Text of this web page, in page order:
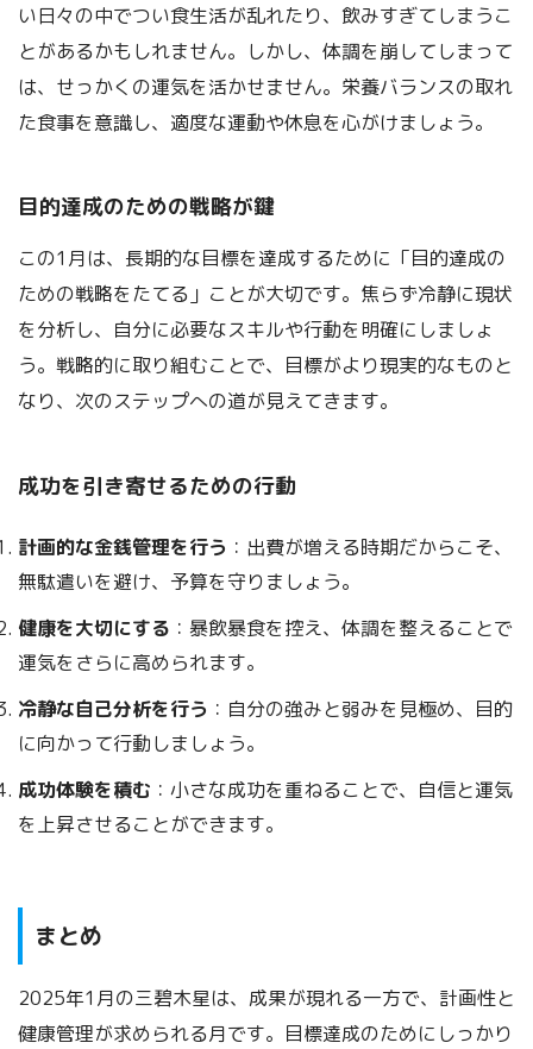
い日々の中でつい食生活が乱れたり、飲みすぎてしまうこ
とがあるかもしれません。しかし、体調を崩してしまって
は、せっかくの運気を活かせません。栄養バランスの取れ
た食事を意識し、適度な運動や休息を心がけましょう。
目的達成のための戦略が鍵
この1月は、長期的な目標を達成するために「目的達成の
ための戦略をたてる」ことが大切です。焦らず冷静に現状
を分析し、自分に必要なスキルや行動を明確にしましょ
う。戦略的に取り組むことで、目標がより現実的なものと
なり、次のステップへの道が見えてきます。
成功を引き寄せるための行動
計画的な金銭管理を行う ：出費が増える時期だからこそ、
無駄遣いを避け、予算を守りましょう。
健康を大切にする ：暴飲暴食を控え、体調を整えることで
運気をさらに高められます。
冷静な自己分析を行う ：自分の強みと弱みを見極め、目的
に向かって行動しましょう。
成功体験を積む ：小さな成功を重ねることで、自信と運気
を上昇させることができます。
まとめ
2025年1月の三碧木星は、成果が現れる一方で、計画性と
健康管理が求められる月です。目標達成のためにしっかり